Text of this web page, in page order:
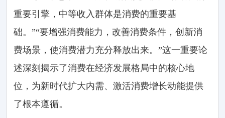
重要引擎，中等收入群体是消费的重要基
础。”“要增强消费能力，改善消费条件，创新消
费场景，使消费潜力充分释放出来。”这一重要论
述深刻揭示了消费在经济发展格局中的核心地
位，为新时代扩大内需、激活消费增长动能提供
了根本遵循。